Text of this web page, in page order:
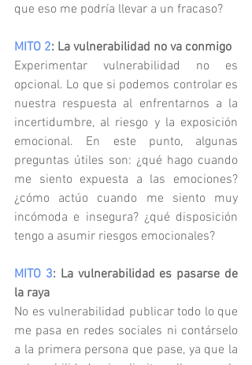
que eso me podría llevar a un fracaso?
MITO 2: La vulnerabilidad no va conmigo
Experimentar vulnerabilidad no es
opcional. Lo que si podemos controlar es
nuestra respuesta al enfrentarnos a la
incertidumbre, al riesgo y la exposición
emocional. En este punto, algunas
preguntas útiles son: ¿qué hago cuando
me siento expuesta a las emociones?
¿cómo actúo cuando me siento muy
incómoda e insegura? ¿qué disposición
tengo a asumir riesgos emocionales?
MITO 3: La vulnerabilidad es pasarse de
la raya
No es vulnerabilidad publicar todo lo que
me pasa en redes sociales ni contárselo
a la primera persona que pase, ya que la